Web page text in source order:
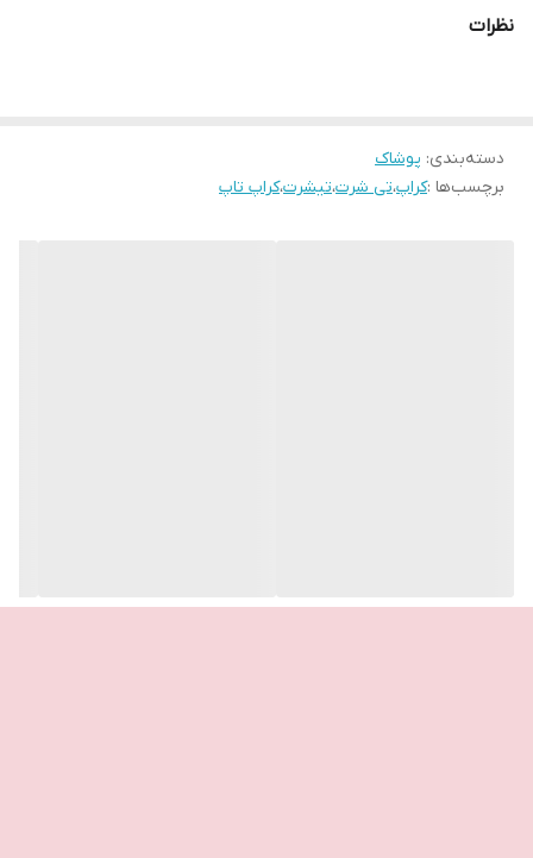
نظرات
دسته‌بندی: پوشاک
برچسب‌ها :کراپ،تی شرت،تیشرت،کراپ تاپ